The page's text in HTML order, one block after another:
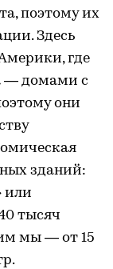
поэтому их
Здесь
где
— домами с
они
зданий:
или
тысяч
мы — от 15